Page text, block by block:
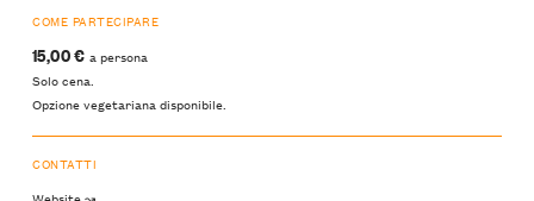
COME PARTECIPARE
15,00 € a persona
Solo cena.
Opzione vegetariana disponibile.
CONTATTI